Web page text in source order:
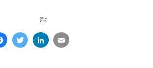
คือ
FacebookTwitterLinkedInEmail